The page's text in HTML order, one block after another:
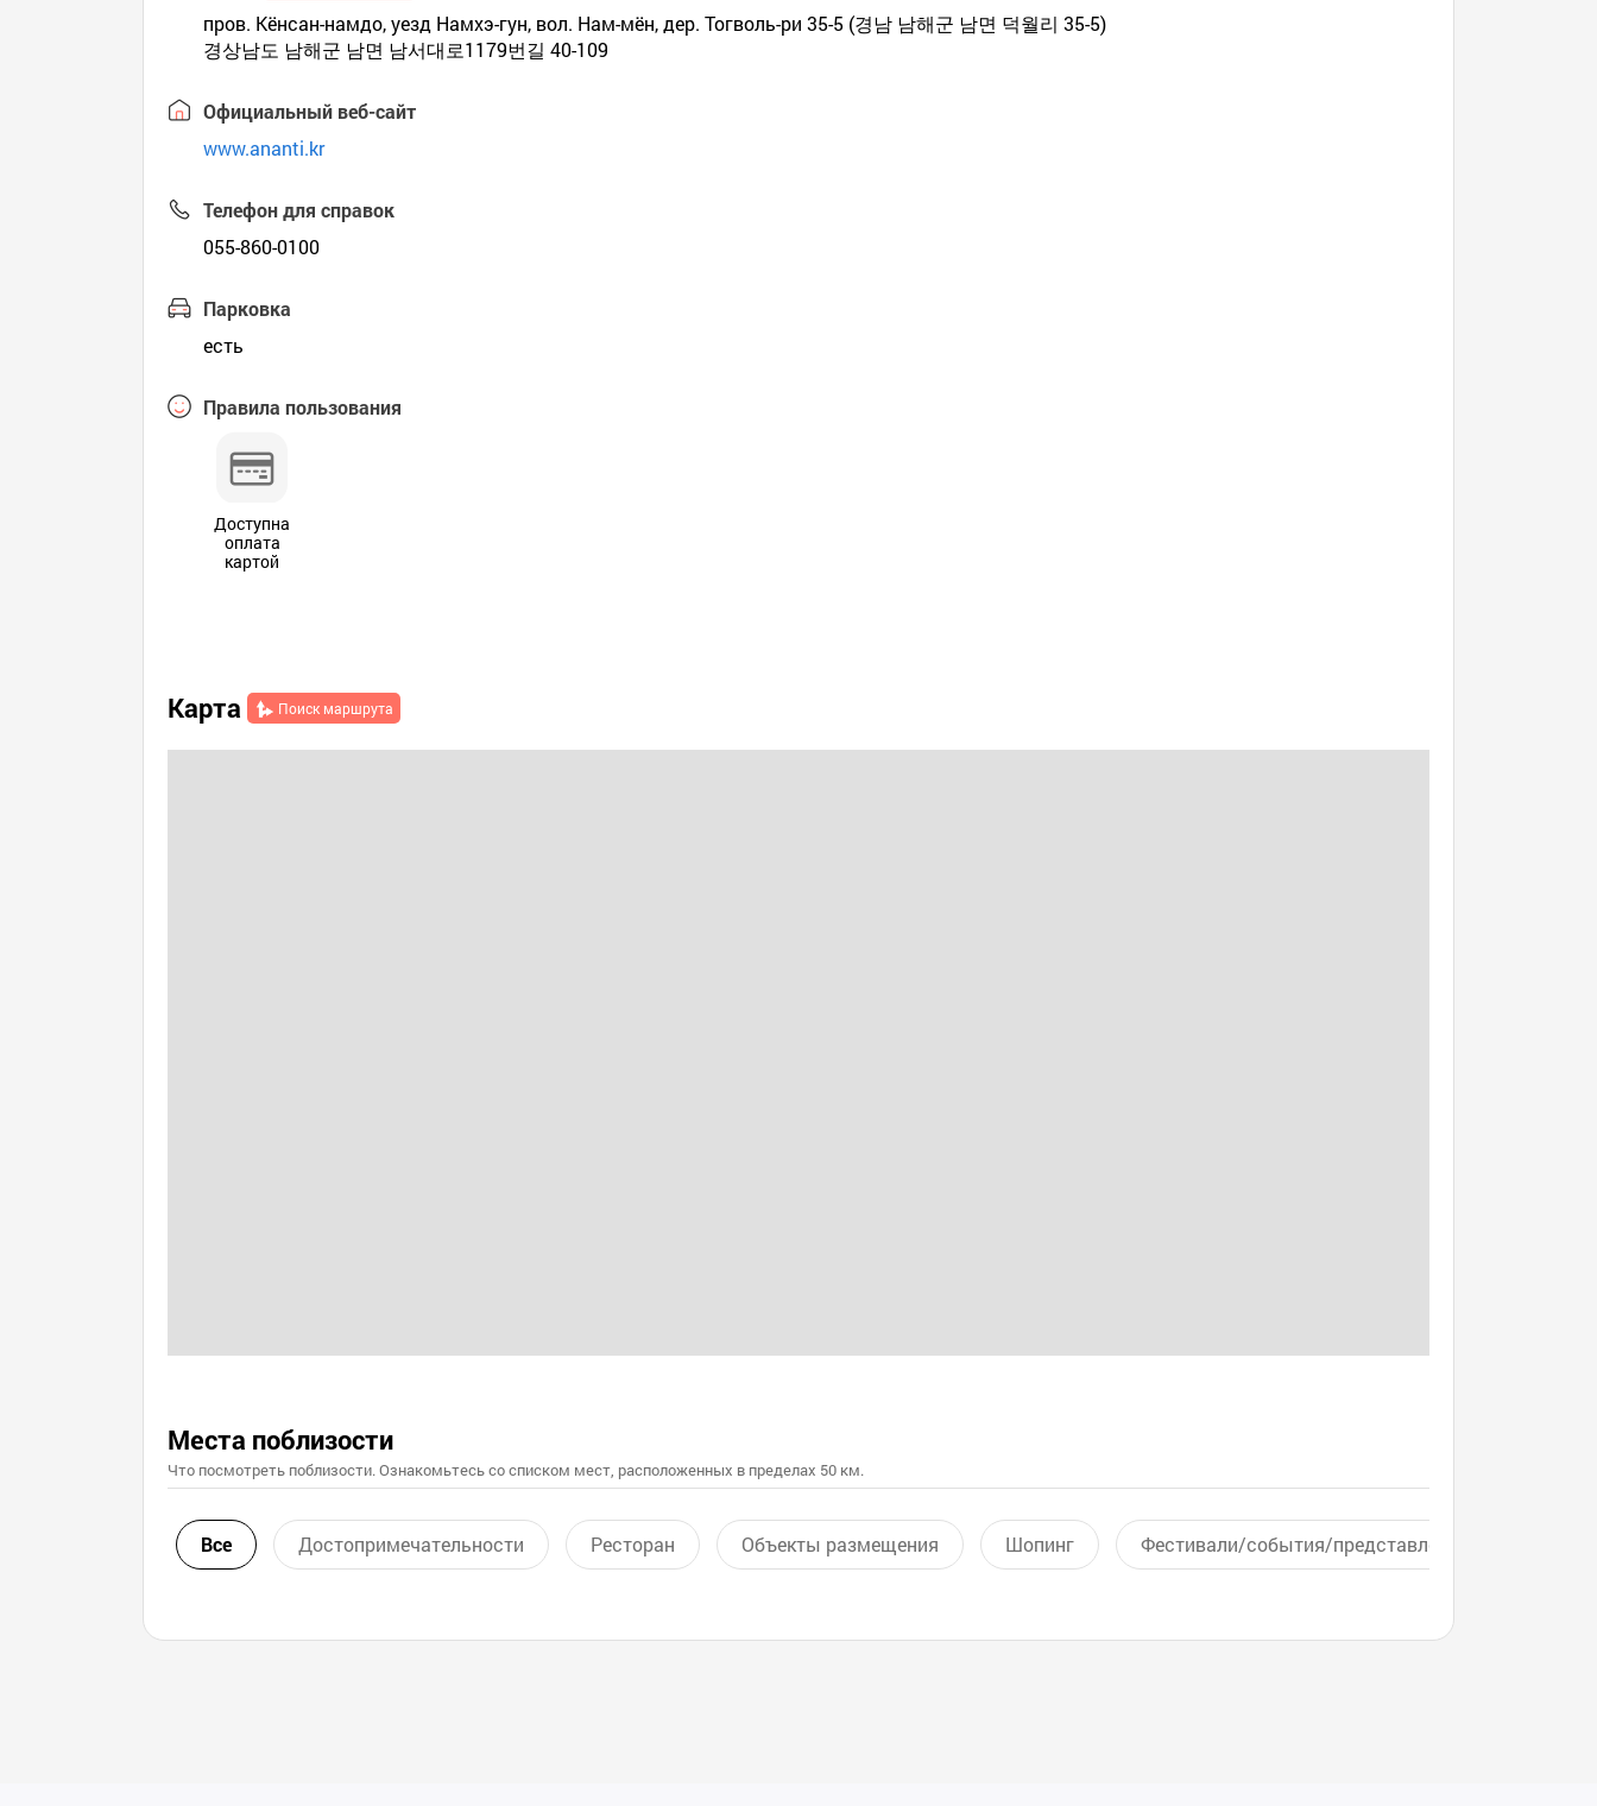
пров. Кёнсан-намдо, уезд Намхэ-гун, вол. Нам-мён, дер. Тогволь-ри 35-5 (경남 남해군 남면 덕월리 35-5)
경상남도 남해군 남면 남서대로1179번길 40-109
Официальный веб-сайт
www.ananti.kr
Телефон для справок
055-860-0100
Парковка
есть
Правила пользования
Доступна
оплата
картой
Карта Поиск маршрута
Места поблизости
Что посмотреть поблизости. Ознакомьтесь со списком мест, расположенных в пределах 50 км.
Все Достопримечательности Ресторан Объекты размещения Шопинг Фестивали/события/представления